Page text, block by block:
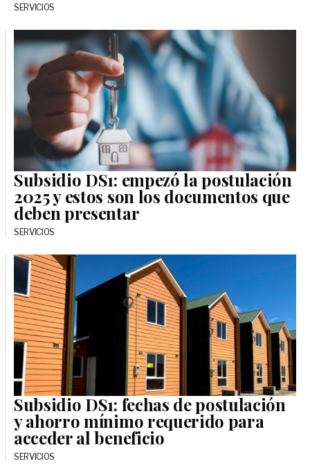
SERVICIOS
Subsidio DS1: empezó la postulación
2025 y estos son los documentos que
deben presentar
SERVICIOS
Subsidio DS1: fechas de postulación
y ahorro mínimo requerido para
acceder al beneficio
SERVICIOS